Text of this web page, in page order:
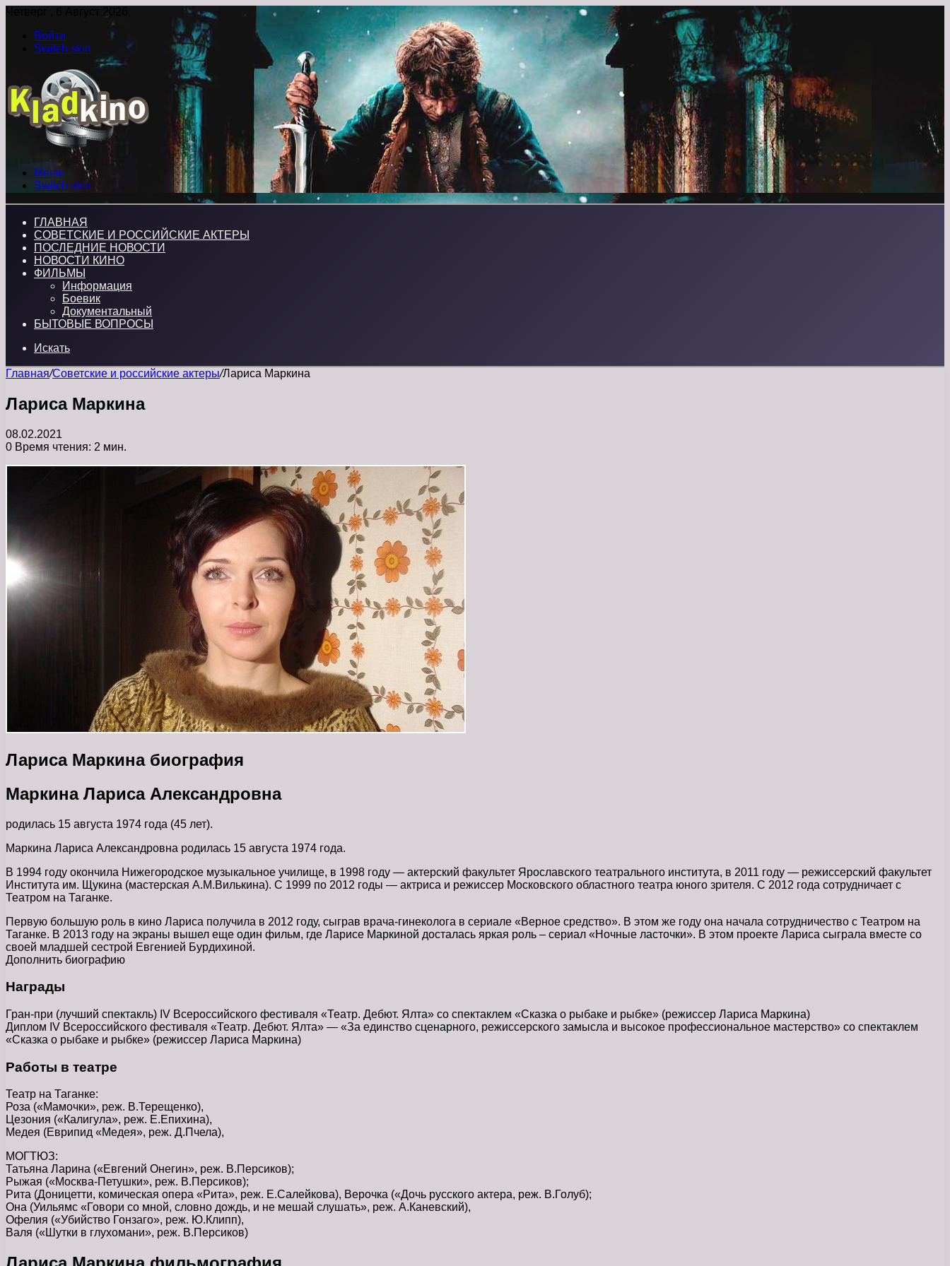
Четверг , 6 Август 2026
Войти
Switch skin
Меню
Switch skin
ГЛАВНАЯ
СОВЕТСКИЕ И РОССИЙСКИЕ АКТЕРЫ
ПОСЛЕДНИЕ НОВОСТИ
НОВОСТИ КИНО
ФИЛЬМЫ
Информация
Боевик
Документальный
БЫТОВЫЕ ВОПРОСЫ
Искать
Главная/Советские и российские актеры/Лариса Маркина
Лариса Маркина
08.02.2021
0 Время чтения: 2 мин.
Лариса Маркина биография
Маркина Лариса Александровна
родилась 15 августа 1974 года (45 лет).
Маркина Лариса Александровна родилась 15 августа 1974 года.
В 1994 году окончила Нижегородское музыкальное училище, в 1998 году — актерский факультет Ярославского театрального института, в 2011 году — режиссерский факультет
Института им. Щукина (мастерская А.М.Вилькина). С 1999 по 2012 годы — актриса и режиссер Московского областного театра юного зрителя. С 2012 года сотрудничает с
Театром на Таганке.
Первую большую роль в кино Лариса получила в 2012 году, сыграв врача-гинеколога в сериале «Верное средство». В этом же году она начала сотрудничество с Театром на
Таганке. В 2013 году на экраны вышел еще один фильм, где Ларисе Маркиной досталась яркая роль – сериал «Ночные ласточки». В этом проекте Лариса сыграла вместе со
своей младшей сестрой Евгенией Бурдихиной.
Дополнить биографию
Награды
Гран-при (лучший спектакль) IV Всероссийского фестиваля «Театр. Дебют. Ялта» со спектаклем «Сказка о рыбаке и рыбке» (режиссер Лариса Маркина)
Диплом IV Всероссийского фестиваля «Театр. Дебют. Ялта» — «За единство сценарного, режиссерского замысла и высокое профессиональное мастерство» со спектаклем
«Сказка о рыбаке и рыбке» (режиссер Лариса Маркина)
Работы в театре
Театр на Таганке:
Роза («Мамочки», реж. В.Терещенко),
Цезония («Калигула», реж. Е.Епихина),
Медея (Еврипид «Медея», реж. Д.Пчела),
МОГТЮЗ:
Татьяна Ларина («Евгений Онегин», реж. В.Персиков);
Рыжая («Москва-Петушки», реж. В.Персиков);
Рита (Доницетти, комическая опера «Рита», реж. Е.Салейкова), Верочка («Дочь русского актера, реж. В.Голуб);
Она (Уильямс «Говори со мной, словно дождь, и не мешай слушать», реж. А.Каневский),
Офелия («Убийство Гонзаго», реж. Ю.Клипп),
Валя («Шутки в глухомани», реж. В.Персиков)